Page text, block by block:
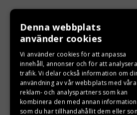
KONTAKTA OSS
Ångra ditt köp
0680-103 60
info@ljungbergsmotor.se
Kolgatan 1C, 842 31
Denna webbplats
använder cookies
Vi använder cookies för att anpassa
innehåll, annonser och för att
trafik. Vi delar också information om
användning av vår webbplats med våra
reklam- och analyspartners som kan
kombinera den med annan information
som du har tillhandahållit dem eller